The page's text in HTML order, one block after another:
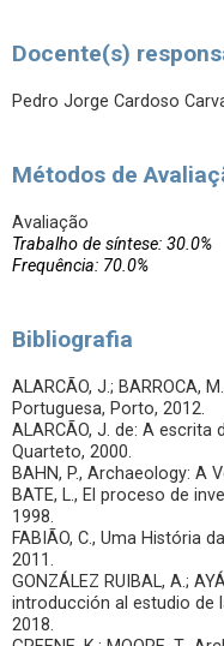
Docente(s)
Pedro Jorge Cardoso
Métodos de
Avaliação
Trabalho de síntese: 30.0%
Frequência: 70.0%
Bibliografia
ALARCÃO, J.; BARROCA,
Portuguesa, Porto, 2012.
ALARCÃO, J. de: A escrita
Quarteto, 2000.
BAHN, P., Archaeology: A
BATE, L., El proceso de
1998.
FABIÃO, C., Uma História
2011.
GONZÁLEZ RUIBAL, A.;
introducción al estudio de
2018.